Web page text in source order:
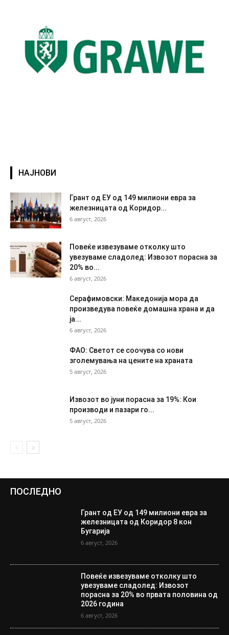
НАЈНОВИ
Грант од ЕУ од 149 милиони евра за
железницата од Коридор...
6 август, 2026
Повеќе извезуваме отколку што
увезуваме сладолед: Извозот порасна за
20% во...
6 август, 2026
Серафимовски: Македонија мора да
произведува повеќе домашна храна и да
ја...
6 август, 2026
ФАО: Светот се соочува со нови
зголемувања на цените на храната
5 август, 2026
Извозот во јуни порасна за 19%: Кои
производи и пазари го...
5 август, 2026
ПОСЛЕДНО
Грант од ЕУ од 149 милиони евра за
железницата од Коридор 8 кон
Бугарија
6 август, 2026
Повеќе извезуваме отколку што
увезуваме сладолед: Извозот
порасна за 20% во првата половина од
2026 година
6 август, 2026